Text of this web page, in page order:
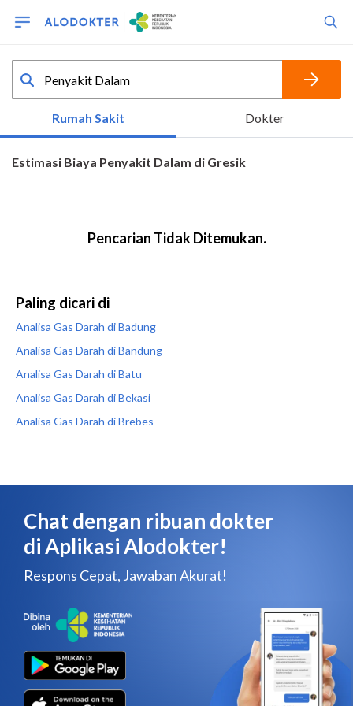
Paling dicari di
Analisa Gas Darah di Badung
Analisa Gas Darah di Bandung
Analisa Gas Darah di Batu
Analisa Gas Darah di Bekasi
Analisa Gas Darah di Brebes